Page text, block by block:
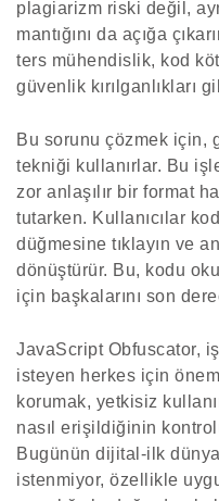
plagiarizm riski değil,
mantığını da açığa
ters mühendislik, kod
güvenlik kırılganlıkları
Bu sorunu çözmek için,
tekniği kullanırlar. Bu
zor anlaşılır bir format
tutarken. Kullanıcılar
düğmesine tıklayın ve
dönüştürür. Bu, kodu
için başkalarını son
JavaScript Obfuscator,
isteyen herkes için
korumak, yetkisiz
nasıl erişildiğinin
Bugünün dijital-ilk
istenmiyor, özellikle